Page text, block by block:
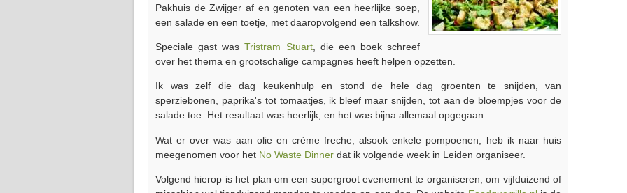
Pakhuis de Zwijger af en genoten van een heerlijke soep,
een salade en een toetje, met daaropvolgend een talkshow.
Speciale gast wasTristram Stuart, die een boek schreef
over het thema en grootschalige campagnes heeft helpen opzetten.
Ik was zelf die dag keukenhulp en stond de hele dag groenten te snijden, van
sperziebonen, paprika's tot tomaatjes, ik bleef maar snijden, tot aan de bloempjes voor de
salade toe. Het resultaat was heerlijk, en het was bijna allemaal opgegaan.
Wat er over was aan olie en crème freche, alsook enkele pompoenen, heb ik naar huis
meegenomen voor het No Waste Dinner dat ik volgende week in Leiden organiseer.
Volgend hierop is het plan om een supergroot evenement te organiseren, om vijfduizend of